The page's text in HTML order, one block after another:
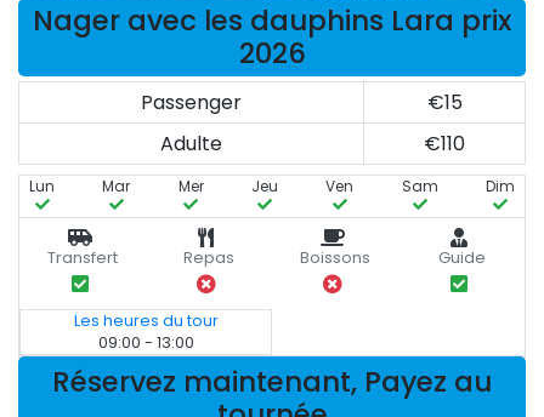
Nager avec les dauphins Lara prix
2026
Passenger
€15
Adulte
€110
Lun Mar Mer Jeu Ven Sam Dim
Transfert Repas Boissons Guide
Les heures du tour
09:00 - 13:00
Réservez maintenant, Payez au